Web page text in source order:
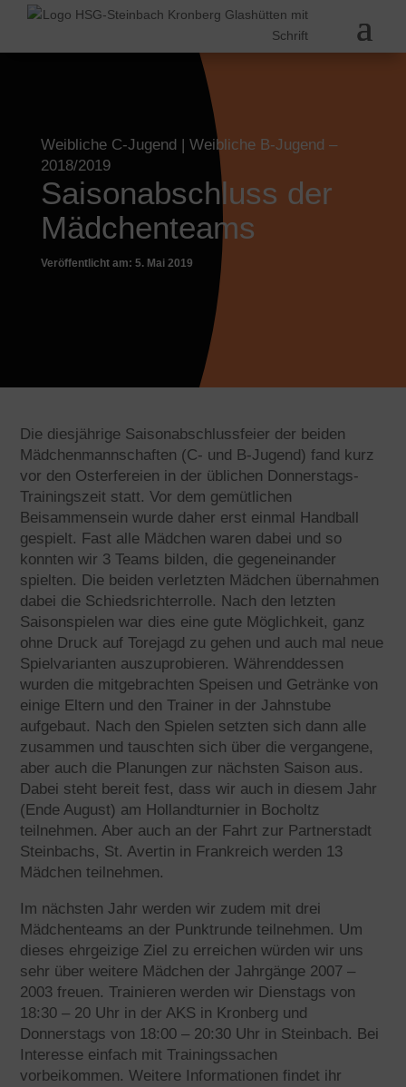
Weibliche C-Jugend| Weibliche B-Jugend –
2018/2019
Saisonabschluss der
Mädchenteams
Veröffentlicht am: 5. Mai 2019
Die diesjährige Saisonabschlussfeier der beiden
Mädchenmannschaften (C- und B-Jugend) fand kurz
vor den Osterfereien in der üblichen Donnerstags-
Trainingszeit statt. Vor dem gemütlichen
Beisammensein wurde daher erst einmal Handball
gespielt. Fast alle Mädchen waren dabei und so
konnten wir 3 Teams bilden, die gegeneinander
spielten. Die beiden verletzten Mädchen übernahmen
dabei die Schiedsrichterrolle. Nach den letzten
Saisonspielen war dies eine gute Möglichkeit, ganz
ohne Druck auf Torejagd zu gehen und auch mal neue
Spielvarianten auszuprobieren. Währenddessen
wurden die mitgebrachten Speisen und Getränke von
einige Eltern und den Trainer in der Jahnstube
aufgebaut. Nach den Spielen setzten sich dann alle
zusammen und tauschten sich über die vergangene,
aber auch die Planungen zur nächsten Saison aus.
Dabei steht bereit fest, dass wir auch in diesem Jahr
(Ende August) am Hollandturnier in Bocholtz
teilnehmen. Aber auch an der Fahrt zur Partnerstadt
Steinbachs, St. Avertin in Frankreich werden 13
Mädchen teilnehmen.
Im nächsten Jahr werden wir zudem mit drei
Mädchenteams an der Punktrunde teilnehmen. Um
dieses ehrgeizige Ziel zu erreichen würden wir uns
sehr über weitere Mädchen der Jahrgänge 2007 –
2003 freuen. Trainieren werden wir Dienstags von
18:30 – 20 Uhr in der AKS in Kronberg und
Donnerstags von 18:00 – 20:30 Uhr in Steinbach. Bei
Interesse einfach mit Trainingssachen
vorbeikommen. Weitere Informationen findet ihr